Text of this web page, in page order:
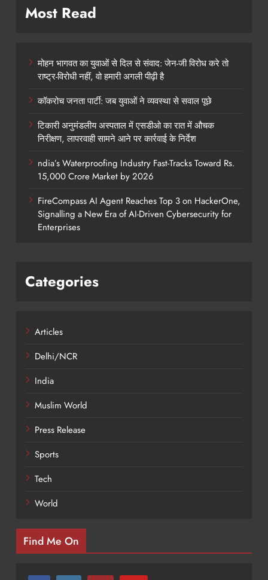
Most Read
मोहन भागवत का युवाओं से दिल से संवाद: जेन-जी विरोध करे तो
राष्ट्र-विरोधी नहीं, वो हमारी अगली पीढ़ी है
कॉकरोच जनता पार्टी: जब युवाओं ने व्यवस्था से सवाल पूछे
टिकारी अनुमंडलीय अस्पताल में एसडीओ का रात में औचक
निरीक्षण, लापरवाही सामने आने पर कार्रवाई के निर्देश
ndia’s Waterproofing Industry Fast-Tracks Toward Rs.
15,000 Crore Market by 2026
FireCompass AI Agent Reaches Top 3 on HackerOne,
Signalling a New Era of AI-Driven Cybersecurity for
Enterprises
Categories
Articles
Delhi/NCR
India
Muslim World
Press Release
Sports
Tech
World
Find Me On